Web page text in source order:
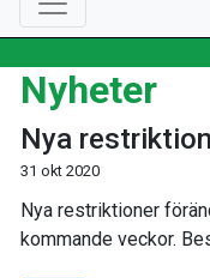
Nyheter
Nya
31 okt 2020
Nya restriktioner
kommande veckor.